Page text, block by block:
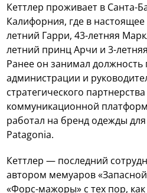
Кеттлер проживает в Санта-
Калифорния, где в
летний Гарри, 43-летняя
летний принц Арчи и 3-
Ранее он занимал должность
администрации и
стратегического
коммуникационной
работал на бренд одежды
Patagonia.
Кеттлер — последний
автором мемуаров
«Форс-мажоры» с тех пор,